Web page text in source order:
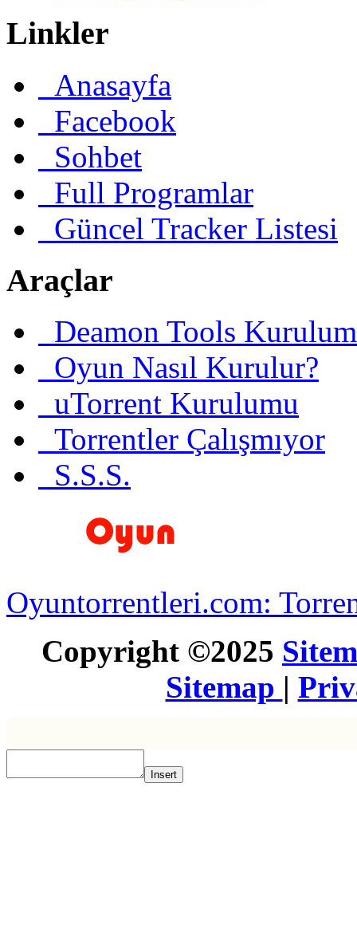
Linkler
Anasayfa
Facebook
Sohbet
Full Programlar
Güncel Tracker Listesi
Araçlar
Deamon Tools
Oyun Nasıl Kurulur?
uTorrent Kurulumu
Torrentler Çalışmıyor
S.S.S.
Oyuntorrentleri.com:
Copyright ©2025
Sitemap |
Insert